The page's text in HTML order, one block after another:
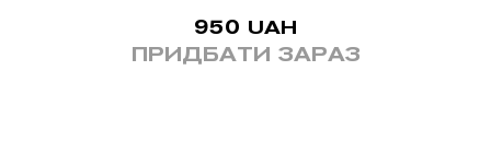
950 UAH
ПРИДБАТИ ЗАРАЗ